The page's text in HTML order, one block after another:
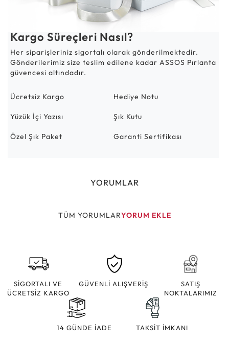
Kargo Süreçleri Nasıl?
Her siparişleriniz sigortalı olarak gönderilmektedir.
Gönderilerimiz size teslim edilene kadar ASSOS Pırlanta
güvencesi altındadır.
Ücretsiz Kargo Hediye Notu
Yüzük İçi Yazısı Şık Kutu
Özel Şık Paket Garanti Sertifikası
YORUMLAR
TÜM YORUMLARYORUM EKLE
SİGORTALI VE
ÜCRETSİZ KARGO
GÜVENLİ ALIŞVERİŞ
SATIŞ
NOKTALARIMIZ
14 GÜNDE İADE TAKSİT İMKANI